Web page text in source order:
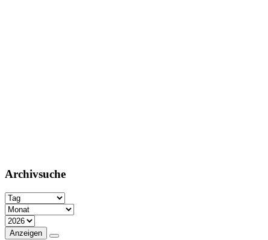
Archivsuche
Anzeigen